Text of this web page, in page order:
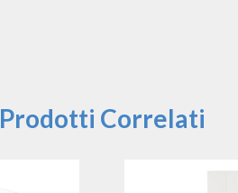
Prodotti Correlati